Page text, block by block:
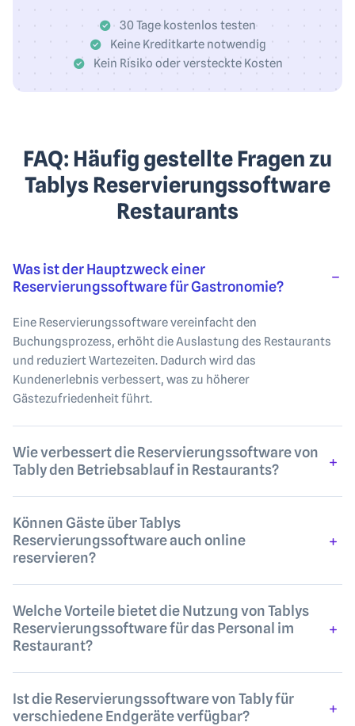
30 Tage kostenlos testen
Keine Kreditkarte notwendig
Kein Risiko oder versteckte Kosten
FAQ: Häufig gestellte Fragen zu
Tablys Reservierungssoftware
Restaurants
Was ist der Hauptzweck einer
Reservierungssoftware für Gastronomie?
Eine Reservierungssoftware vereinfacht den
Buchungsprozess, erhöht die Auslastung des Restaurants
und reduziert Wartezeiten. Dadurch wird das
Kundenerlebnis verbessert, was zu höherer
Gästezufriedenheit führt.
Wie verbessert die Reservierungssoftware von
Tably den Betriebsablauf in Restaurants?
Können Gäste über Tablys
Reservierungssoftware auch online
reservieren?
Welche Vorteile bietet die Nutzung von Tablys
Reservierungssoftware für das Personal im
Restaurant?
Ist die Reservierungssoftware von Tably für
verschiedene Endgeräte verfügbar?